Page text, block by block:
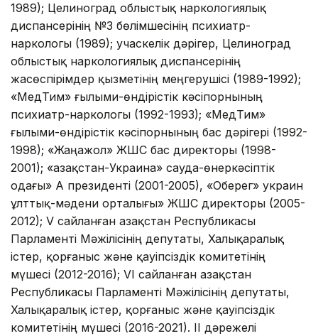
1989); Целиноград облыстық наркологиялық
диспансерінің №3 бөлімшесінің психиатр-
наркологы (1989); учаскелік дәрігер, Целиноград
облыстық наркологиялық диспансерінің
жасөспірімдер қызметінің меңгерушісі (1989-1992);
«МедТим» ғылыми-өндірістік кәсіпорнының
психиатр-наркологы (1992-1993); «МедТим»
ғылыми-өндірістік кәсіпорнының бас дәрігері (1992-
1998); «Жаңажол» ЖШС бас директоры (1998-
2001); «Қазақстан-Украина» сауда-өнеркәсіптік
одағы» АҚ президенті (2001-2005), «Оберег» украин
ұлттық-мәдени орталығы» ЖШС директоры (2005-
2012); V сайланған Қазақстан Республикасы
Парламенті Мәжілісінің депутаты, Халықаралық
істер, қорғаныс және қауіпсіздік комитетінің
мүшесі (2012-2016); VI сайланған Қазақстан
Республикасы Парламенті Мәжілісінің депутаты,
Халықаралық істер, қорғаныс және қауіпсіздік
комитетінің мүшесі (2016-2021). ІІ дәрежелі